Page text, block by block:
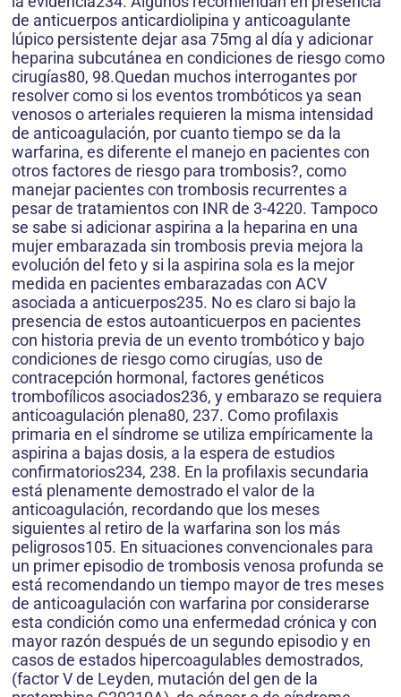
de anticuerpos anticardiolipina y anticoagulante
lúpico persistente dejar asa 75mg al día y adicionar
heparina subcutánea en condiciones de riesgo como
cirugías80, 98.Quedan muchos interrogantes por
resolver como si los eventos trombóticos ya sean
venosos o arteriales requieren la misma intensidad
de anticoagulación, por cuanto tiempo se da la
warfarina, es diferente el manejo en pacientes con
otros factores de riesgo para trombosis?, como
manejar pacientes con trombosis recurrentes a
pesar de tratamientos con INR de 3-4220. Tampoco
se sabe si adicionar aspirina a la heparina en una
mujer embarazada sin trombosis previa mejora la
evolución del feto y si la aspirina sola es la mejor
medida en pacientes embarazadas con ACV
asociada a anticuerpos235. No es claro si bajo la
presencia de estos autoanticuerpos en pacientes
con historia previa de un evento trombótico y bajo
condiciones de riesgo como cirugías, uso de
contracepción hormonal, factores genéticos
trombofílicos asociados236, y embarazo se requiera
anticoagulación plena80, 237. Como profilaxis
primaria en el síndrome se utiliza empíricamente la
aspirina a bajas dosis, a la espera de estudios
confirmatorios234, 238. En la profilaxis secundaria
está plenamente demostrado el valor de la
anticoagulación, recordando que los meses
siguientes al retiro de la warfarina son los más
peligrosos105. En situaciones convencionales para
un primer episodio de trombosis venosa profunda se
está recomendando un tiempo mayor de tres meses
de anticoagulación con warfarina por considerarse
esta condición como una enfermedad crónica y con
mayor razón después de un segundo episodio y en
casos de estados hipercoagulables demostrados,
(factor V de Leyden, mutación del gen de la